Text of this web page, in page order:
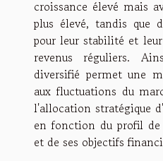
croissance élevé mais
plus élevé, tandis que
pour leur stabilité et
revenus réguliers.
diversifié permet une
aux fluctuations du
l'allocation stratégique
en fonction du profil de
et de ses objectifs